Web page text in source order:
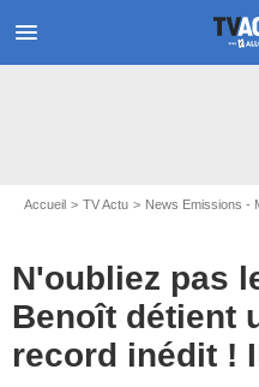
menu
Accueil TV Actu News Emissions -
N'oubliez pas
Benoît détient
record inédit !